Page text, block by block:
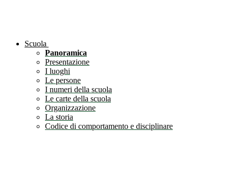
Scuola
Panoramica
Presentazione
I luoghi
Le persone
I numeri della scuola
Le carte della scuola
Organizzazione
La storia
Codice di comportamento e disciplinare